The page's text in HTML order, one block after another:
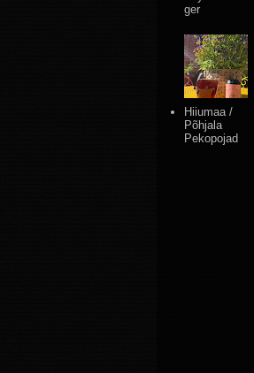
ger
Hiiumaa /
Põhjala
Pekopojad